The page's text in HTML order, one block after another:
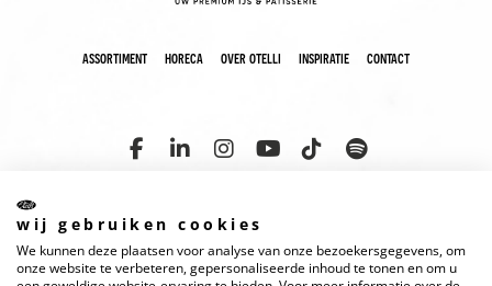
assortiment horeca over otelli inspiratie contact
copyright 2025 otelli disclaimer cookies privacyverklaring
wij gebruiken cookies
We kunnen deze plaatsen voor analyse van onze bezoekersgegevens, om
onze website te verbeteren, gepersonaliseerde inhoud te tonen en om u